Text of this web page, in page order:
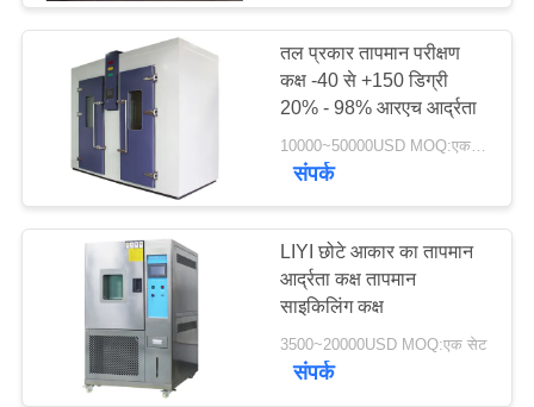
तल प्रकार तापमान परीक्षण
कक्ष -40 से +150 डिग्री
20% - 98% आरएच आर्द्रता
10000~50000USD MOQ:एक सेट
संपर्क
LIYI छोटे आकार का तापमान
आर्द्रता कक्ष तापमान
साइकिलिंग कक्ष
3500~20000USD MOQ:एक सेट
संपर्क